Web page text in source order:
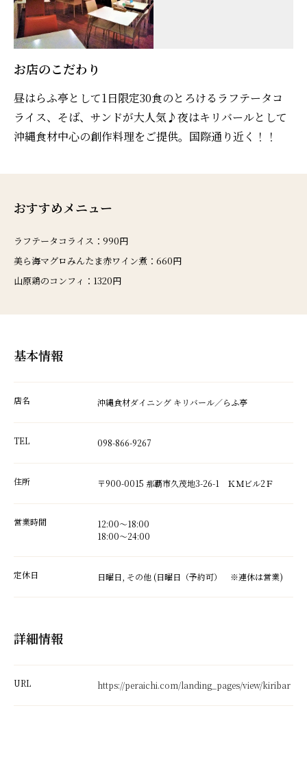
お店のこだわり
昼はらふ亭として1日限定30食のとろけるラフテータコ
ライス、そば、サンドが大人気♪夜はキリバールとして
沖縄食材中心の創作料理をご提供。国際通り近く！！
おすすめメニュー
ラフテータコライス：990円
美ら海マグロみんたま赤ワイン煮：660円
山原鶏のコンフィ：1320円
基本情報
店名 沖縄食材ダイニング キリバール／らふ亭
TEL 098-866-9267
住所 〒900-0015 那覇市久茂地3-26-1 ＫＭビル2Ｆ
営業時間
12:00～18:00
18:00～24:00
定休日 日曜日, その他 (日曜日（予約可） ※連休は営業)
詳細情報
URL https://peraichi.com/landing_pages/view/kiribar